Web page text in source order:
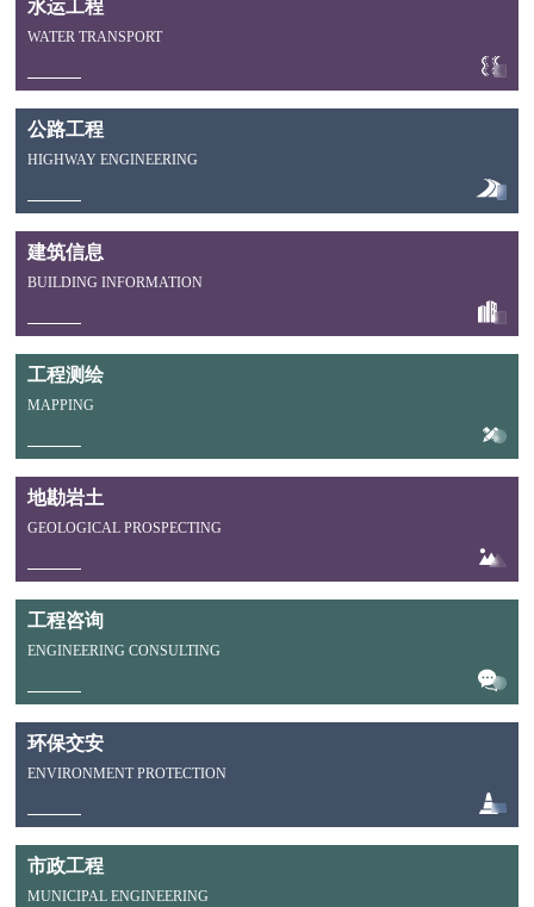
水运工程
WATER TRANSPORT
公路工程
HIGHWAY ENGINEERING
建筑信息
BUILDING INFORMATION
工程测绘
MAPPING
地勘岩土
GEOLOGICAL PROSPECTING
工程咨询
ENGINEERING CONSULTING
环保交安
ENVIRONMENT PROTECTION
市政工程
MUNICIPAL ENGINEERING